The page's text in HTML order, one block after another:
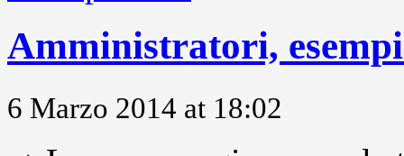
Amministratori,
6 Marzo 2014 at 18:02